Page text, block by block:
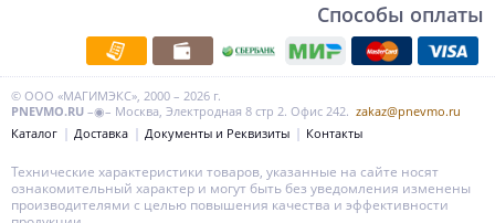
Способы оплаты
© ООО «МАГИМЭКС», 2000 – 2026 г.
PNEVMO.RU –◉– Москва, Электродная 8 стр 2. Офис 242. zakaz@pnevmo.ru
Каталог
Доставка Документы и Реквизиты Контакты
Технические характеристики товаров, указанные на сайте носят
ознакомительный характер и могут быть без уведомления изменены
производителями с целью повышения качества и эффективности